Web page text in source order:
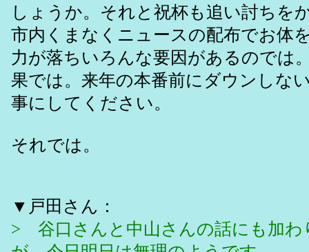
しょうか。それと祝杯も追い討ちを
市内くまなくニュースの配布でお体
力が落ちいろんな要因があるのでは
果では。来年の本番前にダウンしな
事にしてください。
それでは。
▼戸田さん：
> 谷口さんと中山さんの話にも加わ